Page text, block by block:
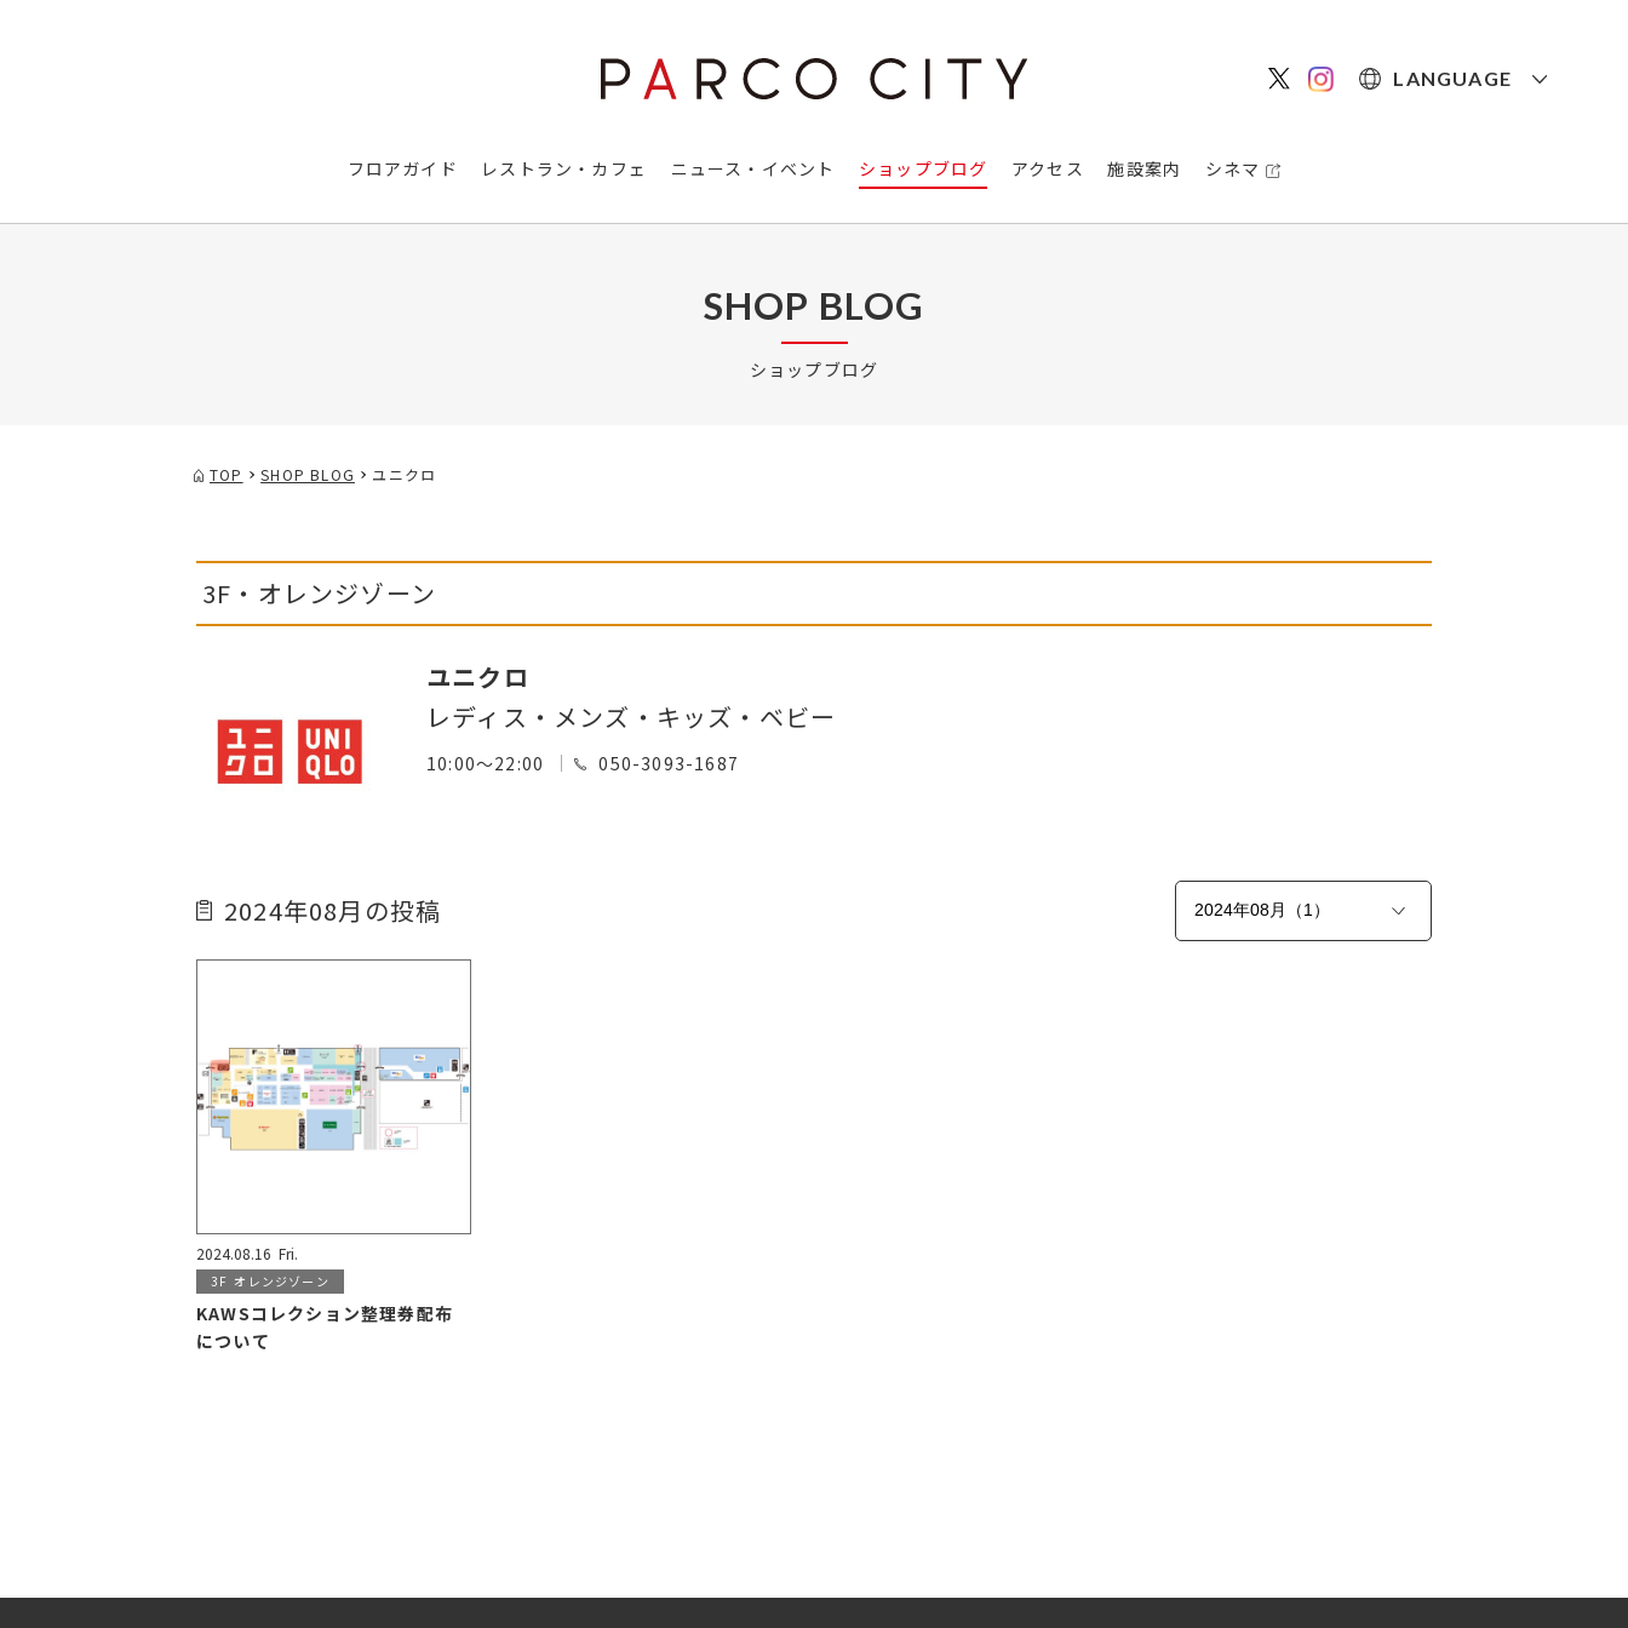
LANGUAGE
フロアガイド レストラン・カフェ ニュース・イベント ショップブログ アクセス 施設案内 シネマ
SHOP BLOG
ショップブログ
TOP SHOP BLOG ユニクロ
3F・オレンジゾーン
ユニクロ
レディス・メンズ・キッズ・ベビー
10:00～22:00 050-3093-1687
2024年08月の投稿
2024.08.16 Fri.
3F オレンジゾーン
KAWSコレクション整理券配布
について